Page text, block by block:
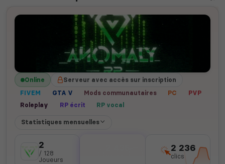
Online
Serveur avec accès sur inscription
FIVEM
GTA V Mods communautaires PC
PVP
Roleplay
RP écrit RP vocal
Statistiques mensuelles
2
/ 128
Joueurs
2 236
clics